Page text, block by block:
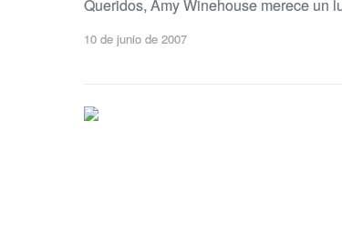
Queridos, Amy Winehouse merece un
10 de junio de 2007